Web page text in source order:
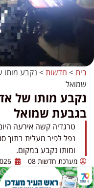
בית> חדשות> ​נקבע
שמואל
​נקבע מותו של
בגבעת שמואל
טרגדיה קשה אירעה
נפל לפיר מעלית בתוך
ומותו נקבע במקום.
מערכת חדשות 08